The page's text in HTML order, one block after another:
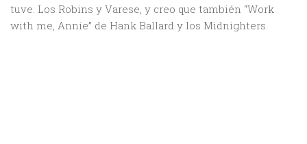
tuve. Los Robins y Varese, y creo que también “Work
with me, Annie” de Hank Ballard y los Midnighters.